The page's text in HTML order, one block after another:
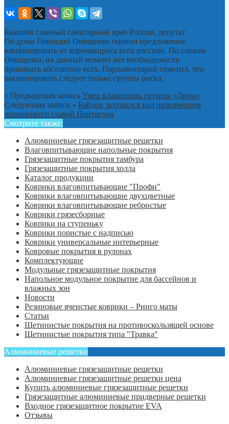
Бывший главный санитарный врач России, депутат
Госдумы Геннадий Онищенко оценил предложение
вакцинировать от коронавируса всех россиян. По словам
Онищенко, на данный момент нет необходимости
прививать абсолютно всех. Парламентарий отметил, что
вакцинировать следует только группы риска.
« Предыдущая запись Умер клавишник группы «Дюна»
Следующая запись » Байден задумался над назначением
чернокожего главой Пентагона
Смотрите также:
Алюминиевые грязезащитные решетки
Влаговпитывающие напольные покрытия
Грязезащитные покрытия тамбура
Грязезащитные покрытия холла
Каталог продукции
Коврики влаговпитывающие "Профи"
Коврики влаговпитывающие двухцветные
Коврики влаговпитывающие ребристые
Коврики грязесборные
Коврики на ступеньку
Коврики пористые с надписью
Коврики универсальные интерьерные
Ковровые покрытия в рулонах
Комплектующие
Модульные грязезащитные покрытия
Напольное модульное покрытие для бассейнов и
влажных зон
Новости
Резиновые ячеистые коврики – Ринго маты
Статьи
Щетинистые покрытия на противоскользящей основе
Щетинистые покрытия типа "Травка"
Алюминиевые решетки
Алюминиевые грязезащитные решетки
Алюминиевые грязезащитные решетки цена
Купить алюминиевые грязезащитные решетки
Грязезащитные алюминиевые придверные решетки
Входное грязезащитное покрытие EVA
Отзывы